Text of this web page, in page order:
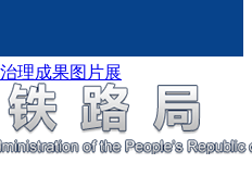
理成果图片展